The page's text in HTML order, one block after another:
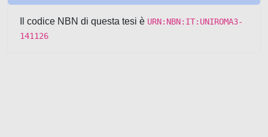
Il codice NBN di questa tesi è URN:NBN:IT:UNIROMA3-
141126